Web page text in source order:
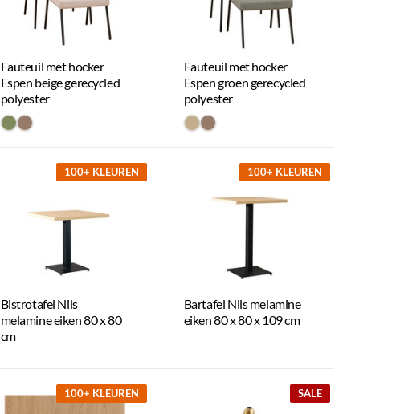
Fauteuil met hocker
Espen beige gerecycled
polyester
#808a5d
#967b6a
Fauteuil met hocker
Espen groen gerecycled
polyester
#c4ad8d
#967b6a
Bistrotafel Nils
melamine eiken 80 x 80
cm
100+ KLEUREN
Bartafel Nils melamine
eiken 80 x 80 x 109 cm
100+ KLEUREN
100+ KLEUREN SALE